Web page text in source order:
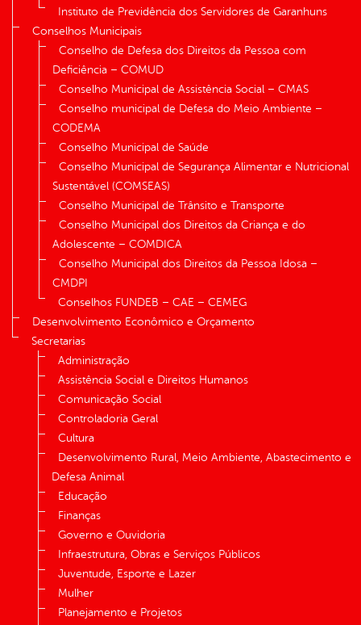
Instituto de Previdência dos Servidores de Garanhuns
Conselhos Municipais
Conselho de Defesa dos Direitos da Pessoa com
Deficiência – COMUD
Conselho Municipal de Assistência Social – CMAS
Conselho municipal de Defesa do Meio Ambiente –
CODEMA
Conselho Municipal de Saúde
Conselho Municipal de Segurança Alimentar e Nutricional
Sustentável (COMSEAS)
Conselho Municipal de Trânsito e Transporte
Conselho Municipal dos Direitos da Criança e do
Adolescente – COMDICA
Conselho Municipal dos Direitos da Pessoa Idosa –
CMDPI
Conselhos FUNDEB – CAE – CEMEG
Desenvolvimento Econômico e Orçamento
Secretarias
Administração
Assistência Social e Direitos Humanos
Comunicação Social
Controladoria Geral
Cultura
Desenvolvimento Rural, Meio Ambiente, Abastecimento e
Defesa Animal
Educação
Finanças
Governo e Ouvidoria
Infraestrutura, Obras e Serviços Públicos
Juventude, Esporte e Lazer
Mulher
Planejamento e Projetos